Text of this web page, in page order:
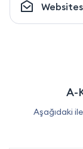
A-
Aşağıdaki